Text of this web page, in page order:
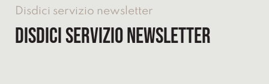
Disdici servizio newsletter
Disdici servizio newsletter